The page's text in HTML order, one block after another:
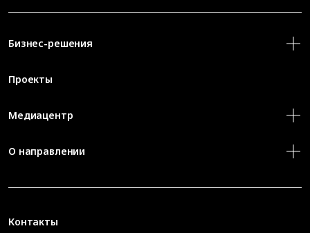
Контакты
Бизнес-решения
Проекты
Медиацентр
О направлении